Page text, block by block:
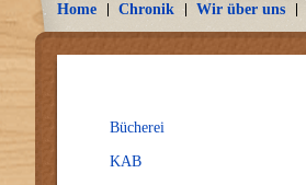
Home Chronik Wir über uns
Bücherei
KAB